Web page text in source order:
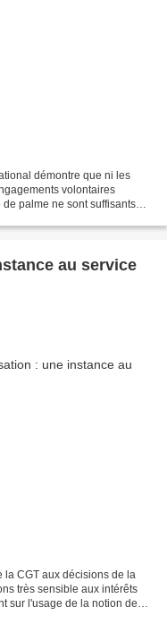
démontre que ni les
volontaires
palme ne sont suffisants
au service
CGT aux décisions de la
très sensible aux intérêts
sur l'usage de la notion de